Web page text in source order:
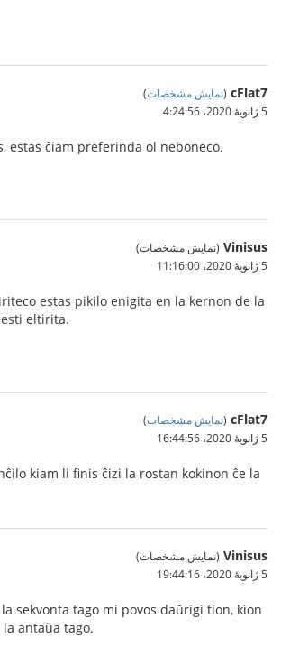
cFlat7
(نمایش مشخصات)
5 ژانویهٔ 2020،‏ 4:24:56
estas ĉiam preferinda ol neboneco.
Vinisus (نمایش مشخصات)
5 ژانویهٔ 2020،‏ 11:16:00
estas pikilo enigita en la kernon de la
eltirita.
cFlat7
(نمایش مشخصات)
5 ژانویهٔ 2020،‏ 16:44:56
kiam li finis ĉizi la rostan kokinon ĉe la
Vinisus (نمایش مشخصات)
5 ژانویهٔ 2020،‏ 19:44:16
sekvonta tago mi povos daŭrigi tion, kion
antaŭa tago.